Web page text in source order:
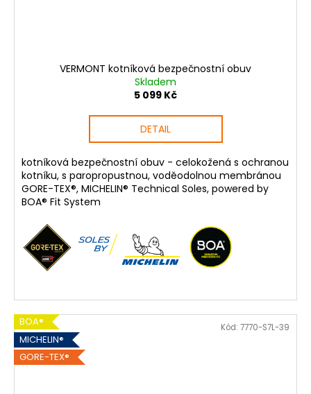
VERMONT kotníková bezpečnostní obuv
Skladem
5 099 Kč
DETAIL
kotníková bezpečnostní obuv - celokožená s ochranou
kotníku, s paropropustnou, voděodolnou membránou
GORE-TEX®, MICHELIN® Technical Soles, powered by
BOA® Fit System
BOA®
MICHELIN®
GORE-TEX®
Kód: 7770-S7L-39